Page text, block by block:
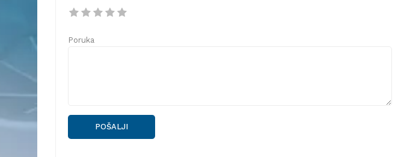
Poruka
POŠALJI